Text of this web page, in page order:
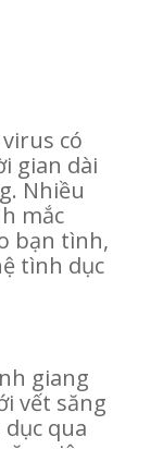
có
gian dài
Nhiều
mắc
bạn tình,
tình dục
giang
vết săng
qua